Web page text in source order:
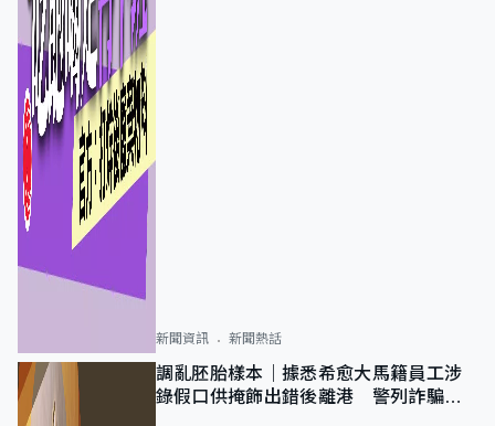
新聞資訊 新聞熱話
調亂胚胎樣本｜據悉希愈大馬籍員工涉
錄假口供掩飾出錯後離港 警列詐騙